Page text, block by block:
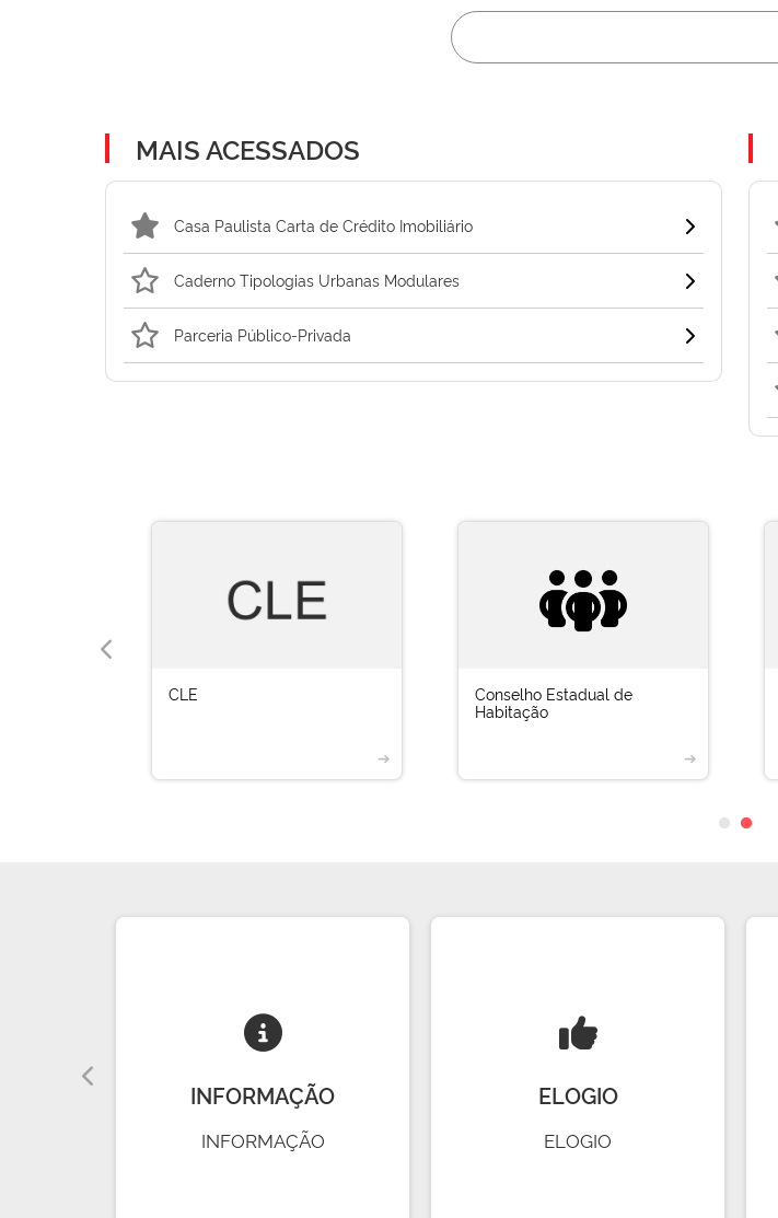
MAIS ACESSADOS
Casa Paulista Carta de Crédito Imobiliário
Caderno Tipologias Urbanas Modulares
Parceria Público-Privada
CLE
➔
Conselho Estadual de
Habitação
➔
INFORMAÇÃO
INFORMAÇÃO
ELOGIO
ELOGIO